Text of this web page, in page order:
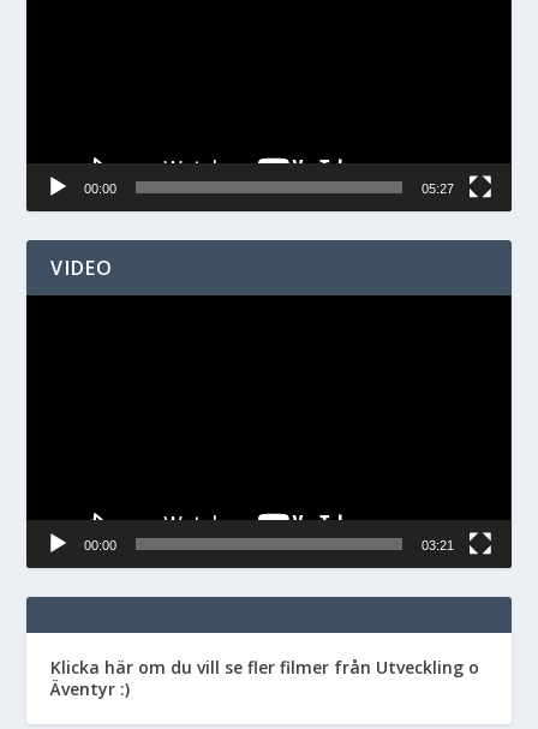
00:00 05:27
VIDEO
00:00 03:21
Klicka här om du vill se fler filmer från Utveckling o
Äventyr :)